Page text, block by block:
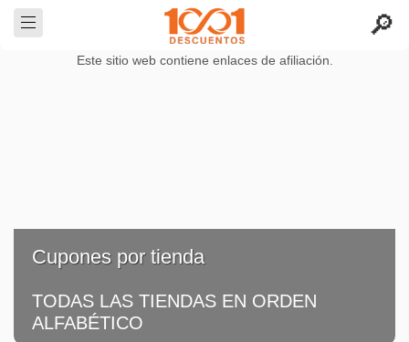
Este sitio web contiene enlaces de afiliación.
Cupones por tienda
TODAS LAS TIENDAS EN ORDEN
ALFABÉTICO